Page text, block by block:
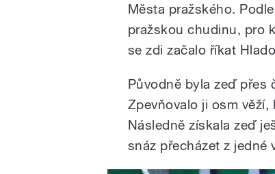
Města pražského.
pražskou chudinu, pro
se zdi začalo říkat
Původně byla zeď přes
Zpevňovalo ji osm věží,
Následně získala zeď
snáz přecházet z jedné